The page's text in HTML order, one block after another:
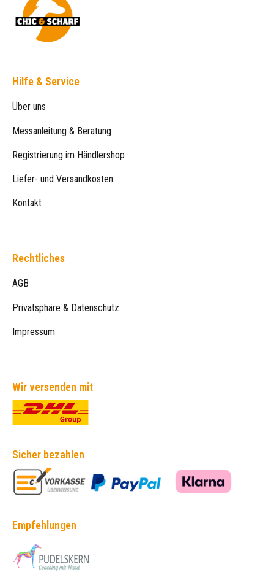
Hilfe & Service
Über uns
Messanleitung & Beratung
Registrierung im Händlershop
Liefer- und Versandkosten
Kontakt
Rechtliches
AGB
Privatsphäre & Datenschutz
Impressum
Wir versenden mit
Sicher bezahlen
Empfehlungen